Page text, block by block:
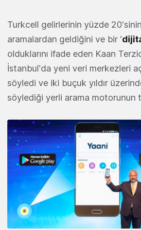
Turkcell gelirlerinin yüzde
aramalardan geldiğini ve bir '
olduklarını ifade eden Kaan
İstanbul'da yeni veri merkezleri
söyledi ve iki buçuk yıldır
söylediği yerli arama motorunun